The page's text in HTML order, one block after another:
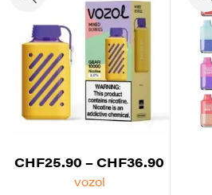
CHF25.90 –CHF36.90
vozol